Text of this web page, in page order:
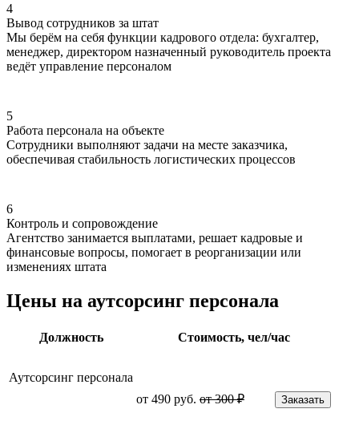
4
Вывод сотрудников за штат
Мы берём на себя функции кадрового отдела: бухгалтер,
менеджер, директором назначенный руководитель проекта
ведёт управление персоналом
5
Работа персонала на объекте
Сотрудники выполняют задачи на месте заказчика,
обеспечивая стабильность логистических процессов
6
Контроль и сопровождение
Агентство занимается выплатами, решает кадровые и
финансовые вопросы, помогает в реорганизации или
изменениях штата
Цены на аутсорсинг персонала
Должность Стоимость, чел/час
Аутсорсинг персонала
от 490 руб. от 300 ₽ Заказать